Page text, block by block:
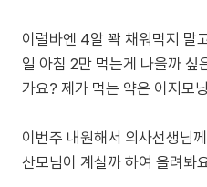
이럴바엔 4알 꽉 채워먹지 말
일 아침 2만 먹는게 나을까 싶
가요? 제가 먹는 약은 이지모
이번주 내원해서 의사선생님
산모님이 계실까 하여 올려봐